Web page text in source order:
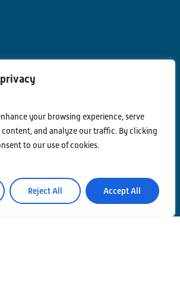
your browsing experience, serve
content, and analyze our traffic. By clicking
to our use of cookies.
Reject All Accept All